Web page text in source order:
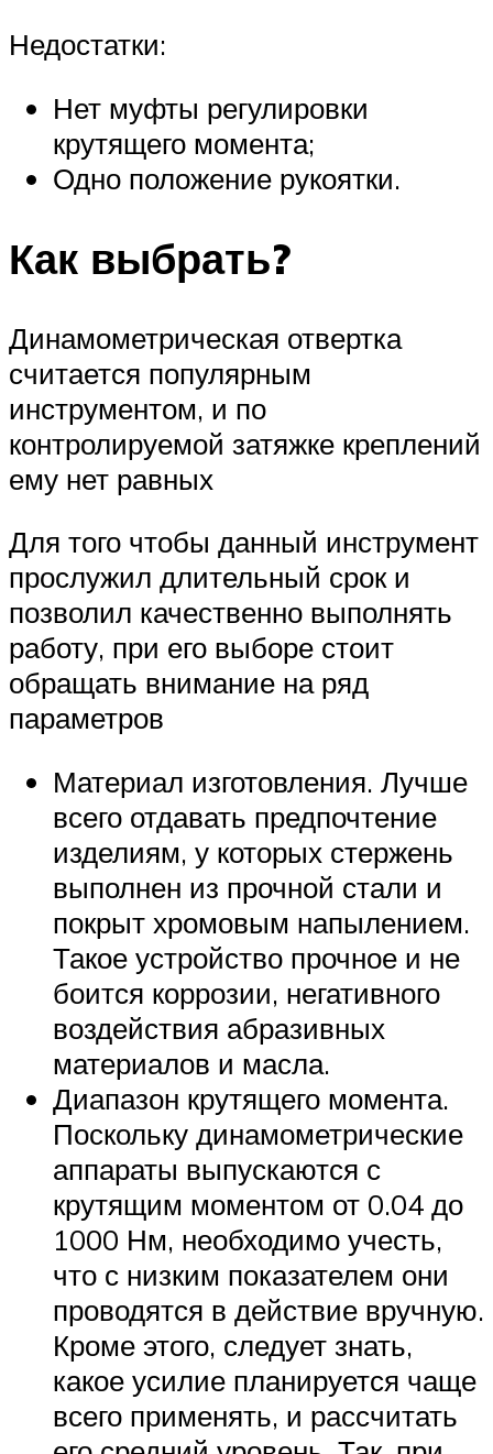
Недостатки:
Нет муфты регулировки
крутящего момента;
Одно положение рукоятки.
Как выбрать?
Динамометрическая отвертка
считается популярным
инструментом, и по
контролируемой затяжке креплений
ему нет равных
Для того чтобы данный инструмент
прослужил длительный срок и
позволил качественно выполнять
работу, при его выборе стоит
обращать внимание на ряд
параметров
Материал изготовления. Лучше
всего отдавать предпочтение
изделиям, у которых стержень
выполнен из прочной стали и
покрыт хромовым напылением.
Такое устройство прочное и не
боится коррозии, негативного
воздействия абразивных
материалов и масла.
Диапазон крутящего момента.
Поскольку динамометрические
аппараты выпускаются с
крутящим моментом от 0.04 до
1000 Нм, необходимо учесть,
что с низким показателем они
проводятся в действие вручную.
Кроме этого, следует знать,
какое усилие планируется чаще
всего применять, и рассчитать